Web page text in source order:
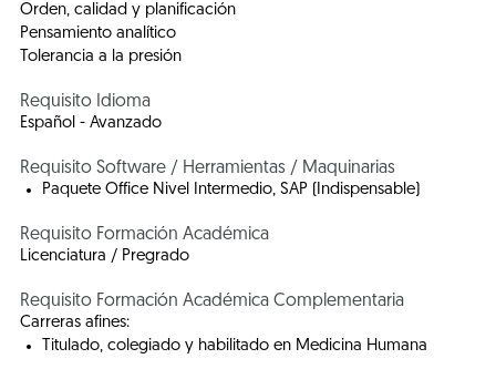
Orden, calidad y planificación
Pensamiento analítico
Tolerancia a la presión
Requisito Idioma
Español - Avanzado
Requisito Software / Herramientas / Maquinarias
Paquete Office Nivel Intermedio, SAP (Indispensable)
Requisito Formación Académica
Licenciatura / Pregrado
Requisito Formación Académica Complementaria
Carreras afines:
Titulado, colegiado y habilitado en Medicina Humana